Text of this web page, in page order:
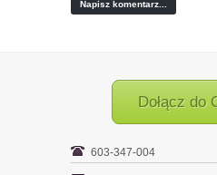
Dołącz do
603-347-004